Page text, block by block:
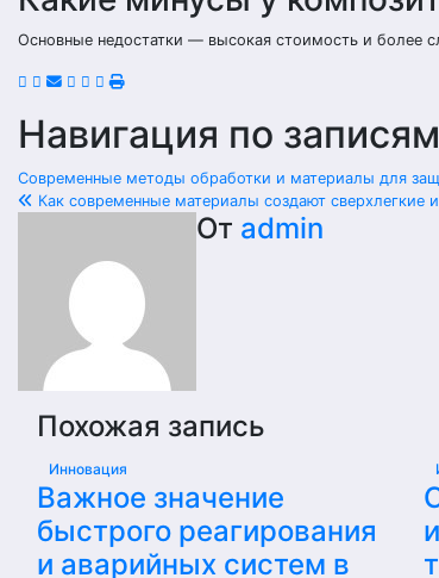
Основные недостатки — высокая стоимость и более
Навигация по записям
Современные методы обработки и материалы для
Как современные материалы создают сверхлегкие
От admin
Похожая запись
Инновация
Важное значение
быстрого реагирования
и аварийных систем в